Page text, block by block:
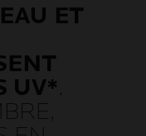
ET
UV*.